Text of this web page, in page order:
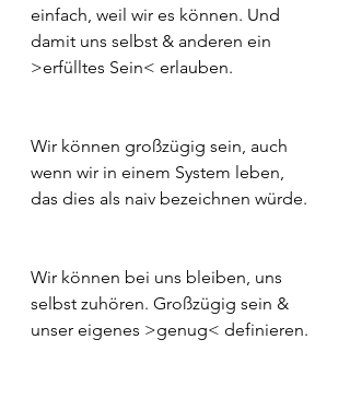
einfach, weil wir es können. Und
damit uns selbst & anderen ein
>erfülltes Sein< erlauben.
Wir können großzügig sein, auch
wenn wir in einem System leben,
das dies als naiv bezeichnen würde.
Wir können bei uns bleiben, uns
selbst zuhören. Großzügig sein &
unser eigenes >genug< definieren.